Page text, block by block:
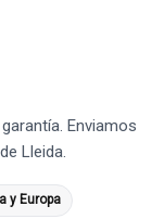
Enviamos
Lleida.
y Europa